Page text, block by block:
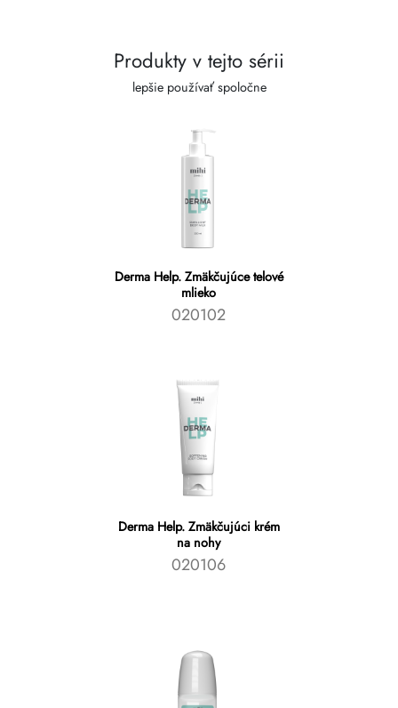
Produkty v tejto sérii
lepšie používať spoločne
Derma Help. Zmäkčujúce telové
mlieko
020102
Derma Help. Zmäkčujúci krém
na nohy
020106